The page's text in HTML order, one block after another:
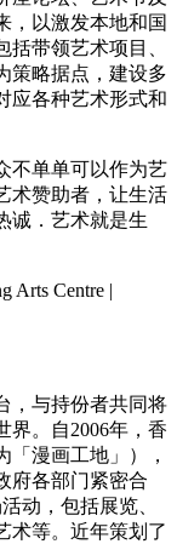
，以激发本地和国
括带领艺术项 目、
策略据点，建设多
应各种艺术形式和
不单单可以作为艺
术赞助者， 让生活
诚 ． 艺术就是生
Arts Centre |
，与持份者共同将
界。自2006年，香
「漫画工地」），
府各部门紧密合
活动 ，包括展览
术等。近年策划了